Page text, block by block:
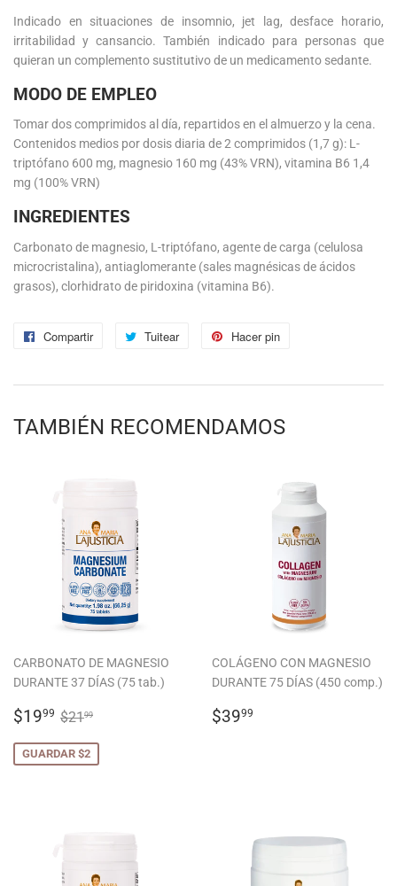
Indicado en situaciones de insomnio, jet lag, desface horario,
irritabilidad y cansancio. También indicado para personas que
quieran un complemento sustitutivo de un medicamento sedante.
MODO DE EMPLEO
Tomar dos comprimidos al día, repartidos en el almuerzo y la cena.
Contenidos medios por dosis diaria de 2 comprimidos (1,7 g): L-
triptófano 600 mg, magnesio 160 mg (43% VRN), vitamina B6 1,4
mg (100% VRN)
INGREDIENTES
Carbonato de magnesio, L-triptófano, agente de carga (celulosa
microcristalina), antiaglomerante (sales magnésicas de ácidos
grasos), clorhidrato de piridoxina (vitamina B6).
Compartir
Compartir
Facebook
Tuitear
Tuitear
Twitter
Hacer pin
Pinterest
TAMBIÉN RECOMENDAMOS
CARBONATO DE MAGNESIO
DURANTE 37 DÍAS (75 tab.)
PRECIO
OFERTA
$1999 $19.99
PRECIO HABITUAL
$2199
GUARDAR $2
COLÁGENO CON MAGNESIO
DURANTE 75 DÍAS (450 comp.)
PRECIO
$3999